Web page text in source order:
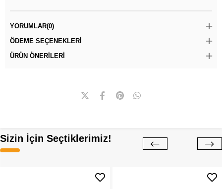
YORUMLAR(0)
ÖDEME SEÇENEKLERI
ÜRÜN ÖNERILERI
Sizin İçin Seçtiklerimiz!